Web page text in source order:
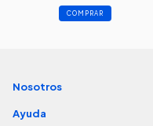
COMPRAR
Nosotros
Ayuda